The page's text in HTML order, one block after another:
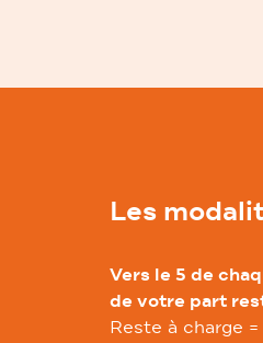
Les
Vers le 5 de
de votre part
Reste à charge